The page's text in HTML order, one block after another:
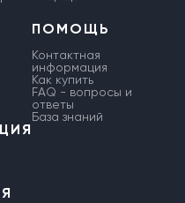
ПОМОЩЬ
Контактная
информация
Как купить
FAQ - вопросы и
ответы
База знаний